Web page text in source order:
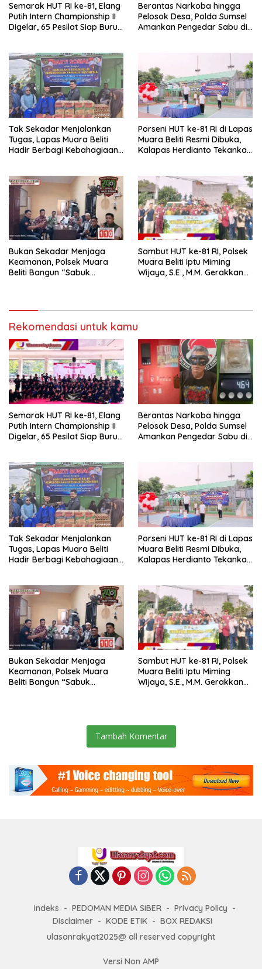
Semarak HUT RI ke-81, Elang
Putih Intern Championship II
Digelar, 65 Pesilat Siap Buru
Berantas Narkoba hingga
Pelosok Desa, Polda Sumsel
Amankan Pengedar Sabu di
Tak Sekadar Menjalankan
Tugas, Lapas Muara Beliti
Hadir Berbagi Kebahagiaan
Porseni HUT ke-81 RI di Lapas
Muara Beliti Resmi Dibuka,
Kalapas Herdianto Tekankan
Bukan Sekadar Menjaga
Keamanan, Polsek Muara
Beliti Bangun “Sabuk
Sambut HUT ke-81 RI, Polsek
Muara Beliti Iptu Miming
Wijaya, S.E., M.M. Gerakkan
Rekomendasi untuk kamu
Semarak HUT RI ke-81, Elang
Putih Intern Championship II
Digelar, 65 Pesilat Siap Buru
Berantas Narkoba hingga
Pelosok Desa, Polda Sumsel
Amankan Pengedar Sabu di
Tak Sekadar Menjalankan
Tugas, Lapas Muara Beliti
Hadir Berbagi Kebahagiaan
Porseni HUT ke-81 RI di Lapas
Muara Beliti Resmi Dibuka,
Kalapas Herdianto Tekankan
Bukan Sekadar Menjaga
Keamanan, Polsek Muara
Beliti Bangun “Sabuk
Sambut HUT ke-81 RI, Polsek
Muara Beliti Iptu Miming
Wijaya, S.E., M.M. Gerakkan
Tambah Komentar
Indeks PEDOMAN MEDIA SIBER
Privacy Policy
Disclaimer
KODE ETIK
BOX REDAKSI
ulasanrakyat2025@ all reserved copyright
Versi Non AMP